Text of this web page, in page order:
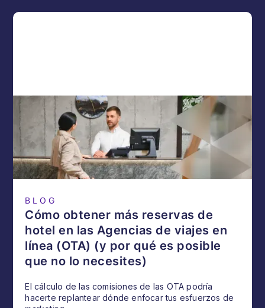
BLOG
Cómo obtener más reservas de
hotel en las Agencias de viajes en
línea (OTA) (y por qué es posible
que no lo necesites)
El cálculo de las comisiones de las OTA podría
hacerte replantear dónde enfocar tus esfuerzos de